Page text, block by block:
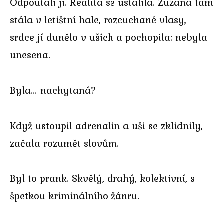
stála v letištní hale, rozcuchané vlasy,
srdce jí dunělo v uších a pochopila: nebyla
unesena.
Byla… nachytaná?
Když ustoupil adrenalin a uši se zklidnily,
začala rozumět slovům.
Byl to prank. Skvělý, drahý, kolektivní, s
špetkou kriminálního žánru.